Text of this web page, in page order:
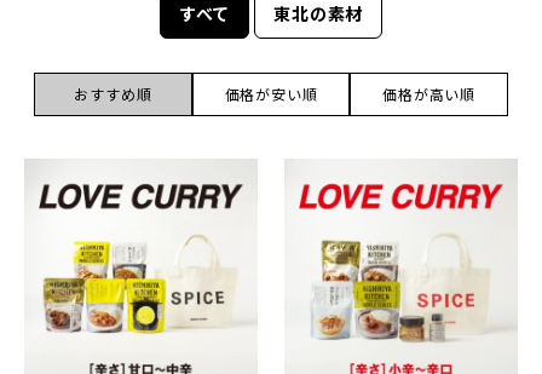
すべて 東北の素材
おすすめ順 価格が安い順 価格が高い順